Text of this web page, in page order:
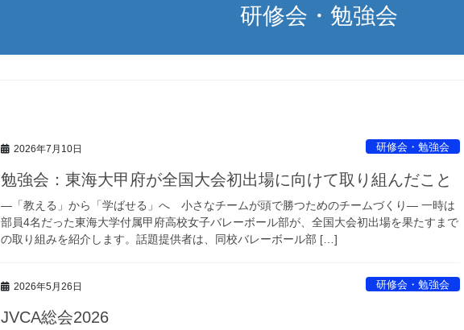
研修会・勉強会
2026年7月10日 研修会・勉強会
勉強会：東海大甲府が全国大会初出場に向けて取り組んだこと
―「教える」から「学ばせる」へ 小さなチームが頭で勝つためのチームづくり― 一時は
部員4名だった東海大学付属甲府高校女子バレーボール部が、全国大会初出場を果たすまで
の取り組みを紹介します。話題提供者は、同校バレーボール部 […]
2026年5月26日 研修会・勉強会
JVCA総会2026